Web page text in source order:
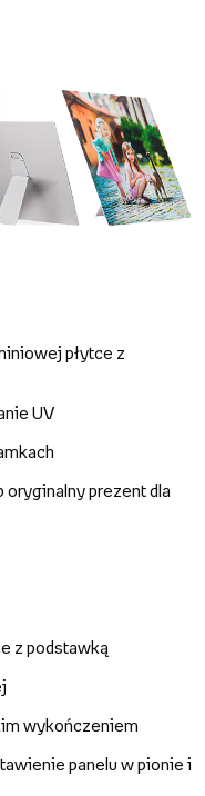
płytce z
UV
oryginalny prezent dla
z podstawką
wykończeniem
panelu w pionie i